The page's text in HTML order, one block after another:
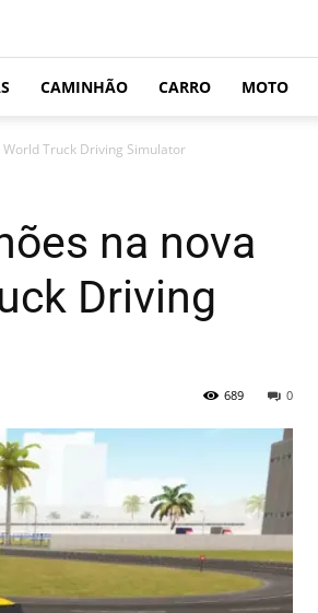
CAMINHÃO CARRO MOTO
Truck Driving Simulator
na nova
Driving
0
689